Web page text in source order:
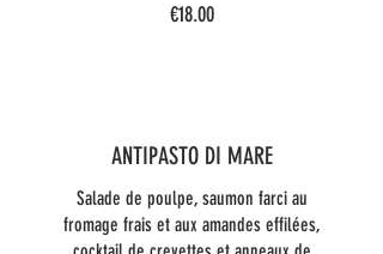
€18.00
ANTIPASTO DI MARE
Salade de poulpe, saumon farci au
fromage frais et aux amandes effilées,